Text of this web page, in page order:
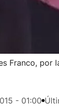
Franco, por
- 01:00